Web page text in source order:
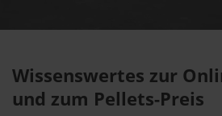
Wissenswertes zur
und zum Pellets-Preis